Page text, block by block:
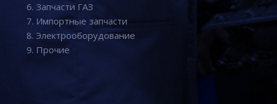
6. Запчасти ГАЗ
7. Импортные запчасти
8. Электрооборудование
9. Прочие